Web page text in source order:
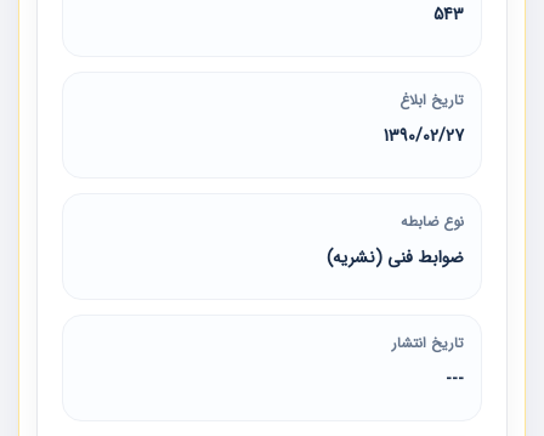
543
تاریخ ابلاغ
1390/02/27
نوع ضابطه
ضوابط فنی (نشریه)
تاریخ انتشار
---